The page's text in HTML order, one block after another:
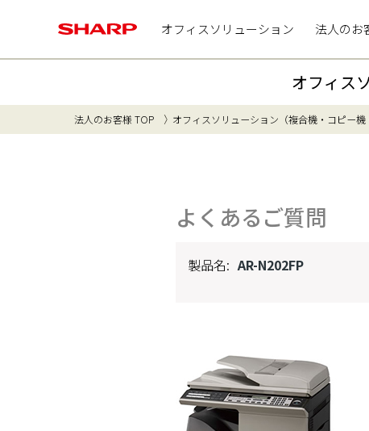
オフィスソリューション 法人のお
オフィス
法人のお客様 TOP オフィスソリューション（複合機・コピー機
よくあるご質問
製品名: AR-N202FP